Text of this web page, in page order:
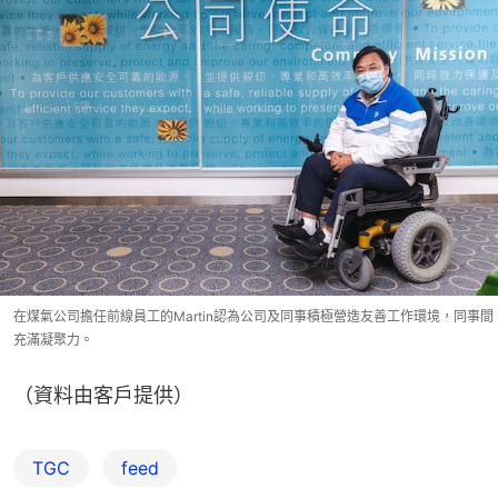
在煤氣公司擔任前線員工的Martin認為公司及同事積極營造友善工作環境，同事間
充滿凝聚力。
（資料由客戶提供）
TGC feed